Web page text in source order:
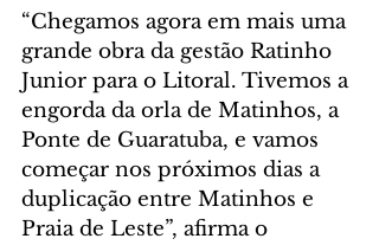
“Chegamos agora em mais uma
grande obra da gestão Ratinho
Junior para o Litoral. Tivemos a
engorda da orla de Matinhos, a
Ponte de Guaratuba, e vamos
começar nos próximos dias a
duplicação entre Matinhos e
Praia de Leste”, afirma o